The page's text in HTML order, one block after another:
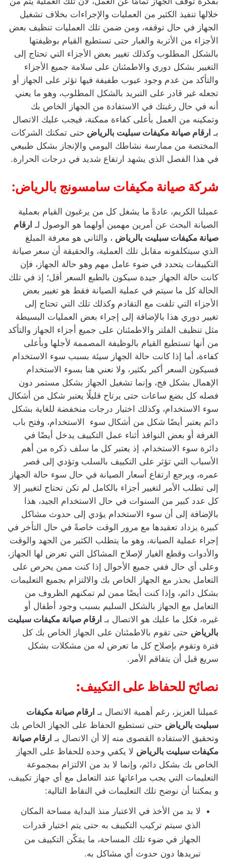
خلالها تنفيذ الكثير من العمليات والإجراءات بخلاف تشغيل
الجهاز في حال توقفه، ومن ضمن تلك العمليات تنظيف بعض
الأجزاء من الأتربة والغبار حتى تستطيع القيام بوظيفتها
بالشكل المطلوب وكذلك تغيير بعض الأجزاء التي تحتاج إلى
التغيير بشكل دوري والاطمئنان على سلامة جميع الأجزاء
والتأكد من عدم وجود عيوب طفيفة فيها تؤثر على الجهاز أو
تجعله غير قادر على التبريد بالشكل المطلوب، وهو ما يعني
أنه في حال رغبتك في الاستفادة من الجهاز الخاص بك
وتمكينه من العمل بأعلى كفاءة ممكنة، فيجب عليك الاتصال
بـ ارقام صيانة مكيفات سبليت بالرياض حتى تمكنك الشركات
المختصة من ممارسة نشاطك اليومي والإنجاز بشكل طبيعي
في هذا الفصل الذي يشهد ارتفاع شديد في درجات الحرارة.
شركة صيانة مكيفات سامسونج بالرياض:
عميلنا الكريم، عادةً ما يشغل كل من يرغبون القيام بعملية
الصيانة البحث عن أمرين مهمين أولهما هو الوصول لـ ارقام
صيانة مكيفات سبليت بالرياض ، والثاني هو معرفة المبلغ
الذي سيتكلفونه مقابل تلك العملية، والحقيقة أن سعر صيانة
التكييفات يتحدد في ضوء عامل مهم وهو حالة الجهاز، فإن
كانت حالة الجهاز جيدة سيكون بالطبع السعر أقل؛ إذ في تلك
الحالة كل ما سيتم في عملية الصيانة فقط هو تغيير بعض
الأجزاء التي تلفت مع التقادم وكذلك تلك التي تحتاج إلى
تغيير دوري هذا بالإضافة إلى إجراء بعض العمليات البسيطة
مثل تنظيف الفلتر والاطمئنان على جميع أجزاء الجهاز والتأكد
من أنها تستطيع القيام بالوظيفة المصممة لأجلها وبأعلى
كفاءة، أما إذا كانت حالة الجهاز سيئة بسبب سوء الاستخدام
فسيكون السعر أكبر بكثير، ولا نعني هنا بسوء الاستخدام
الإهمال بشكل فج، وإنما تشغيل الجهاز بشكل مستمر دون
فصله كل بضع ساعات حتى يرتاح قليلًا يعتبر شكل من أشكال
سوء الاستخدام، وكذلك اختيار درجات منخفضة للغاية بشكل
دائم يعتبر أيضًا شكل من أشكال سوء الاستخدام، وفتح باب
الغرفة أو بعض النوافذ أثناء عمل التكييف يدخل أيضًا في
دائرة سوء الاستخدام، إذ يعتبر كل ما سلف ذكره من أهم
الأسباب التي تؤثر على التكييف بالسلب وتؤدي إلى قصر
عمره، ويرجع ارتفاع أسعار الصيانة في حال سوء حالة الجهاز
إلى تطلب الأمر لتغيير أجزاء بالكامل لم تكن تحتاج لتغيير إلا
كل عدد كبير من السنوات في حال الاستخدام الجيد، هذا
بالإضافة إلى أن سوء الاستخدام يؤدي إلى حدوث مشاكل
كبيرة يزداد تعقيدها مع مرور الوقت خاصةً في حال التأخر في
إجراء عملية الصيانة، وهو ما يتطلب الكثير من الجهد والوقت
والأدوات وقطع الغيار لإصلاح المشاكل التي تعرض لها الجهاز،
وعلى أي حال ففي جميع الأحوال إذا كنت ممن يحرص على
التعامل بحذر مع الجهاز الخاص بك والالتزام بجميع التعليمات
بشكل دائم، وإذا كنت أيضًا ممن لم تمكنهم الظروف من
التعامل مع الجهاز بالشكل السليم بسبب وجود أطفال أو
غيره، فكل ما عليك هو الاتصال بـ ارقام صيانة مكيفات سبليت
بالرياض حتى تقوم بالاطمئنان على الجهاز الخاص بك كل
فترة وتقوم بإصلاح كل ما تعرض له من مشكلات بشكل
سريع قبل أن يتفاقم الأمر.
نصائح للحفاظ على التكييف:
عميلنا العزيز، رغم أهمية الاتصال بـ ارقام صيانة مكيفات
سبليت بالرياض حتى تستطيع الحفاظ على الجهاز الخاص بك
وتحقيق الاستفادة القصوى منه إلا أن الاتصال بـ ارقام صيانة
مكيفات سبليت بالرياض لا يكفي وحده للحفاظ على الجهاز
الخاص بك بشكل دائم، وإنما لا بد من الالتزام بمجموعة
التعليمات التي يجب مراعاتها عند التعامل مع أي جهاز تكييف،
و يمكننا أن نوضح تلك التعليمات في النقاط التالية:
لا بد من الأخذ في الاعتبار منذ البداية مساحة المكان
الذي سيتم تركيب التكييف به حتى يتم اختيار قدرات
الجهاز في ضوء تلك المساحة، ما يمَكّن التكييف من
تبريدها دون حدوث أي مشاكل به.